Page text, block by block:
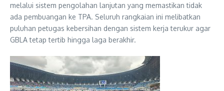
melalui sistem pengolahan lanjutan yang memastikan tidak
ada pembuangan ke TPA. Seluruh rangkaian ini melibatkan
puluhan petugas kebersihan dengan sistem kerja terukur agar
GBLA tetap tertib hingga laga berakhir.